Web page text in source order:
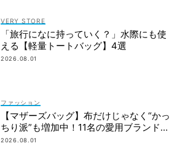
VERY STORE
「旅行になに持っていく？」水際にも使
える【軽量トートバッグ】4選
2026.08.01
ファッション
【マザーズバッグ】布だけじゃなく“かっ
ちり派”も増加中！11名の愛用ブランド
は？
2026.08.01